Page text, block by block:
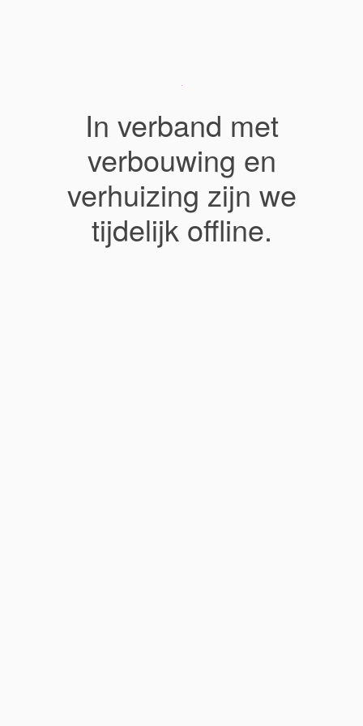
In verband met
verbouwing en
verhuizing zijn we
tijdelijk offline.